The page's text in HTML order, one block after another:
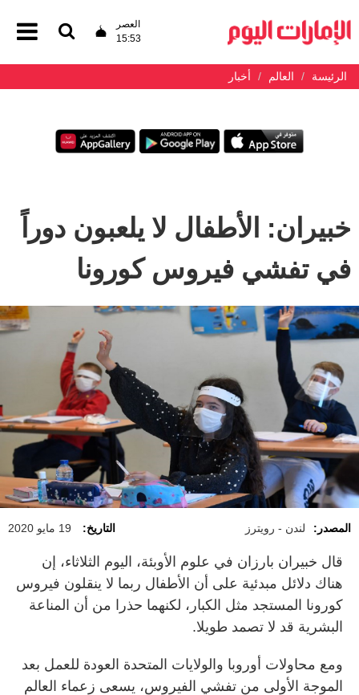
العصر
15:53
الرئيسة العالم أخبار
خبيران: الأطفال لا يلعبون دوراً
في تفشي فيروس كورونا
المصدر: لندن - رويترز التاريخ: 19 مايو 2020
قال خبيران بارزان في علوم الأوبئة، اليوم الثلاثاء، إن
هناك دلائل مبدئية على أن الأطفال ربما لا ينقلون فيروس
كورونا المستجد مثل الكبار، لكنهما حذرا من أن المناعة
البشرية قد لا تصمد طويلا.
ومع محاولات أوروبا والولايات المتحدة العودة للعمل بعد
الموجة الأولى من تفشي الفيروس، يسعى زعماء العالم